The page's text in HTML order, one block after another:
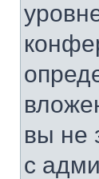
вы не
с